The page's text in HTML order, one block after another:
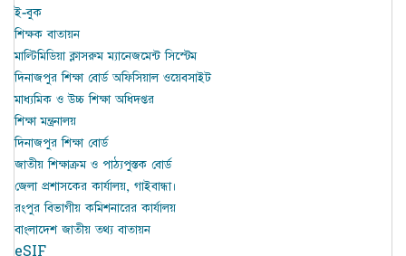
ই-বুক
শিক্ষক বাতায়ন
মাল্টিমিডিয়া ক্লাসরুম ম্যানেজমেন্ট সিস্টেম
দিনাজপুর শিক্ষা বোর্ড অফিসিয়াল ওয়েবসাইট
মাধ্যমিক ও উচ্চ শিক্ষা অধিদপ্তর
শিক্ষা মন্ত্রনালয়
দিনাজপুর শিক্ষা বোর্ড
জাতীয় শিক্ষাক্রম ও পাঠ্যপুস্তক বোর্ড
জেলা প্রশাসকের কার্যালয়, গাইবান্ধা।
রংপুর বিভাগীয় কমিশনারের কার্যালয়
বাংলাদেশ জাতীয় তথ্য বাতায়ন
eSIF